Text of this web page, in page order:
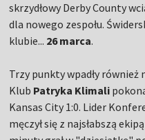
skrzydłowy Derby County
dla nowego zespołu.
klubie... 26 marca.
Trzy punkty wpadły również
Klub Patryka Klimali
Kansas City 1:0. Lider
męczył się z najsłabszą